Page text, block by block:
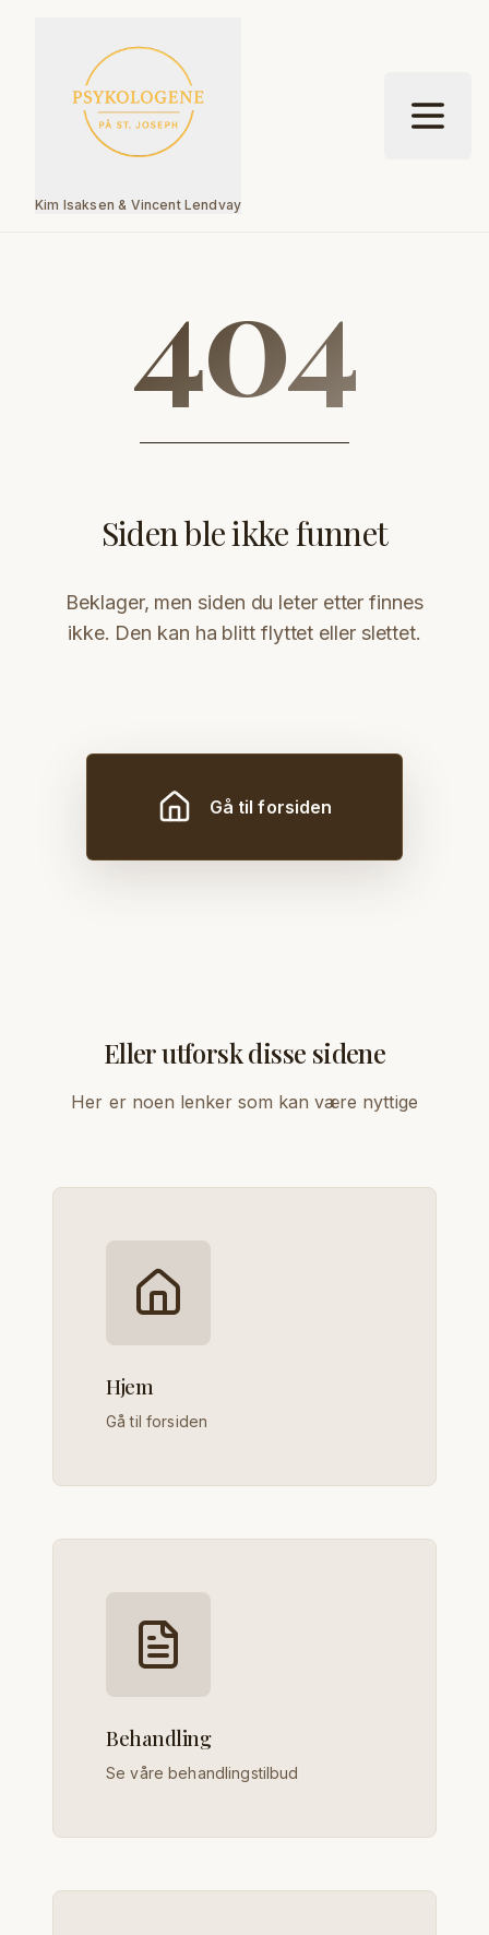
Kim Isaksen & Vincent Lendvay
404
Siden ble ikke funnet
Beklager, men siden du leter etter finnes
ikke. Den kan ha blitt flyttet eller slettet.
Gå til forsiden
Eller utforsk disse sidene
Her er noen lenker som kan være nyttige
Hjem
Gå til forsiden
Behandling
Se våre behandlingstilbud